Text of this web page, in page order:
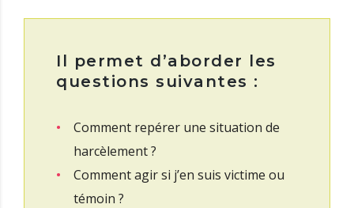
Il permet d’aborder les
questions suivantes :
Comment repérer une situation de
harcèlement ?
Comment agir si j’en suis victime ou
témoin ?